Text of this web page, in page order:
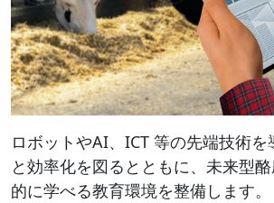
ロボットやAI、ICT 等の先端技術
と効率化を図るとともに、未来型
的に学べる教育環境を整備します。